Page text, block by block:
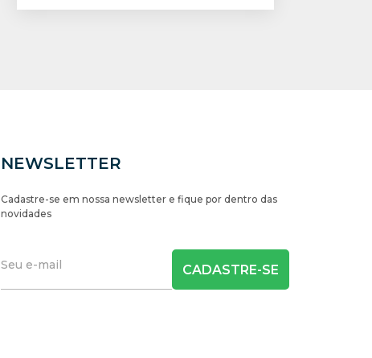
NEWSLETTER
Cadastre-se em nossa newsletter e fique por dentro das
novidades